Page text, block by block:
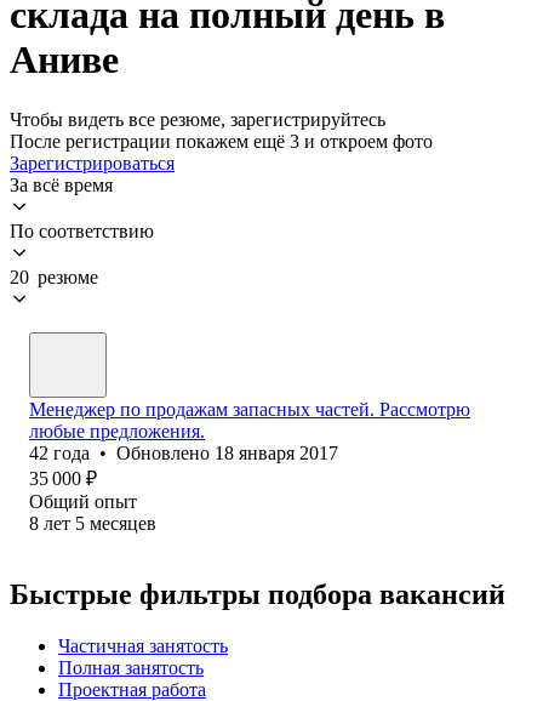
склада на полный день в
Аниве
Чтобы видеть все резюме, зарегистрируйтесь
После регистрации покажем ещё 3 и откроем фото
Зарегистрироваться
За всё время
По соответствию
20 резюме
Менеджер по продажам запасных частей. Рассмотрю
любые предложения.
42 года • Обновлено 18 января 2017
35 000 ₽
Общий опыт
8 лет 5 месяцев
Быстрые фильтры подбора вакансий
Частичная занятость
Полная занятость
Проектная работа